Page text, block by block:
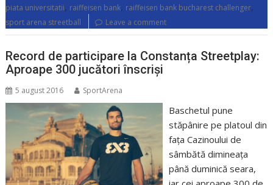
piata universitatii, raiffeisen bank, raiffeisen bank bucharest challenger,
sport arena streetball Leave a comment
Record de participare la Constanța Streetplay:
Aproape 300 jucători înscriși
5 august 2016 SportArena
Baschetul pune
stăpânire pe platoul din
fața Cazinoului de
sâmbătă dimineața
până duminică seara,